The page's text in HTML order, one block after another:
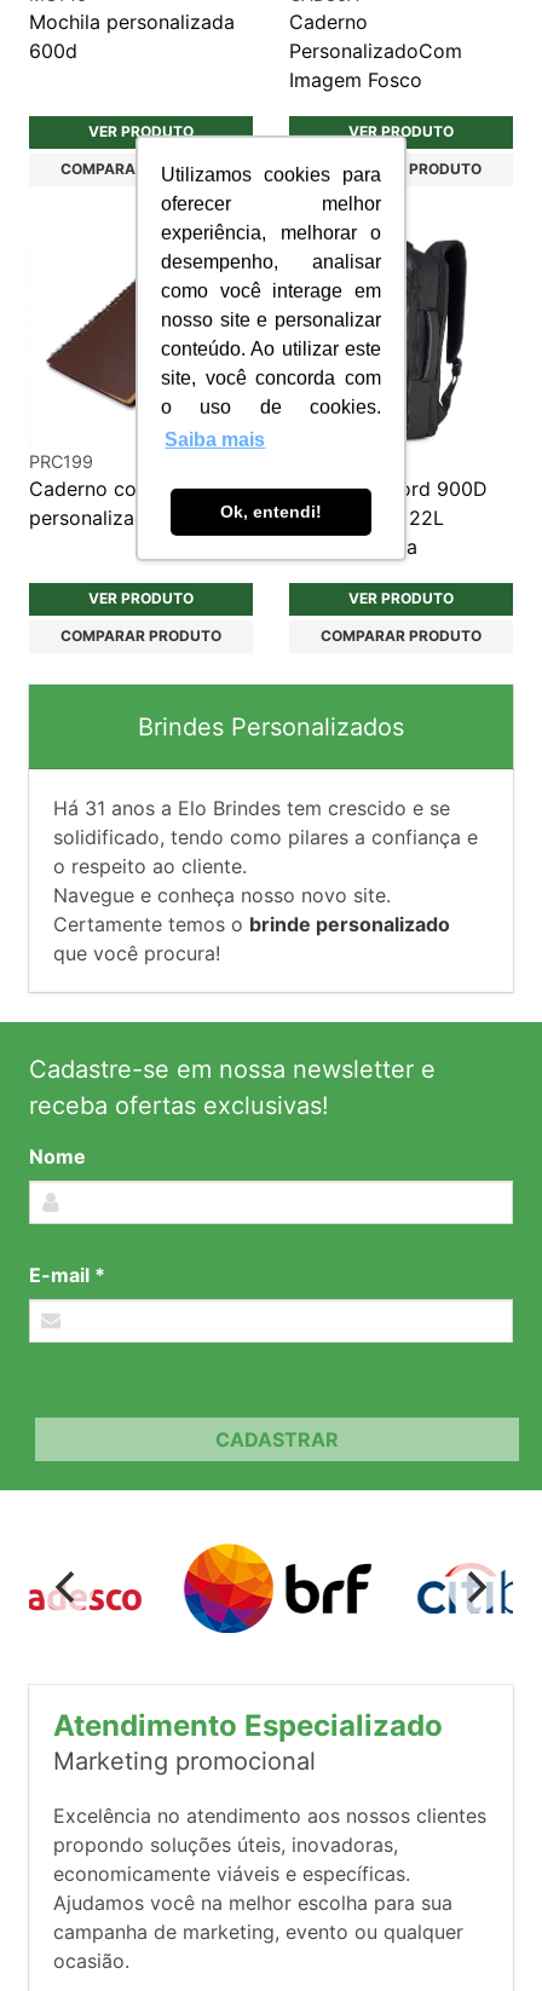
Utilizamos cookies para
oferecer melhor
experiência, melhorar o
desempenho, analisar
como você interage em
nosso site e personalizar
conteúdo. Ao utilizar este
site, você concorda com
o uso de cookies.
Saiba mais
Ok, entendi!
Mochila personalizada
600d
VER PRODUTO
COMPARAR PRODUTO
Caderno
PersonalizadoCom
Imagem Fosco
VER PRODUTO
COMPARAR PRODUTO
PRC199
Caderno com caneta
personalizado
VER PRODUTO
COMPARAR PRODUTO
Mochila Oxford 900D
em Poliéster 22L
Personalizada
VER PRODUTO
COMPARAR PRODUTO
Brindes Personalizados
Há 31 anos a Elo Brindes tem crescido e se
solidificado, tendo como pilares a confiança e
o respeito ao cliente.
Navegue e conheça nosso novo site.
Certamente temos o brinde personalizado
que você procura!
Cadastre-se em nossa newsletter e
receba ofertas exclusivas!
Nome
E-mail *
CADASTRAR
Atendimento Especializado
Marketing promocional
Excelência no atendimento aos nossos clientes
propondo soluções úteis, inovadoras,
economicamente viáveis e específicas.
Ajudamos você na melhor escolha para sua
campanha de marketing, evento ou qualquer
ocasião.